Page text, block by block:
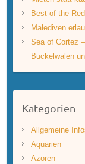
Best of the
Malediven
Sea of Cortez
Buckelwalen
Kategorien
Allgemeine
Aquarien
Azoren